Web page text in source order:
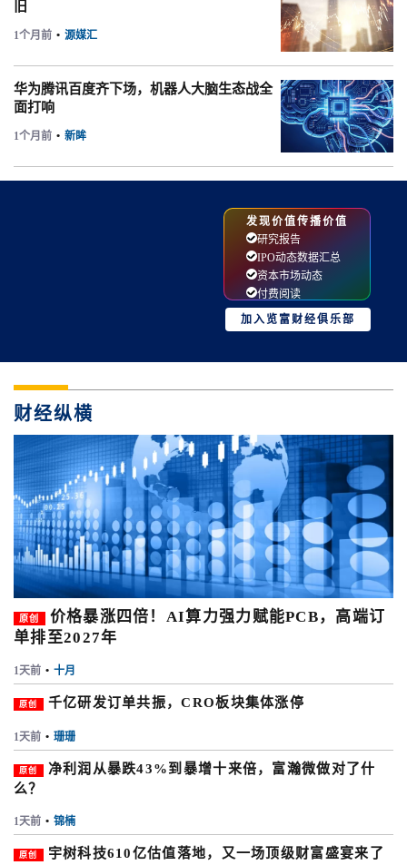
旧
1个月前 • 源媒汇
华为腾讯百度齐下场，机器人大脑生态战全
面打响
1个月前 • 新眸
发现价值传播价值
研究报告
IPO动态数据汇总
资本市场动态
付费阅读
加入览富财经俱乐部
财经纵横
原创
价格暴涨四倍！AI算力强力赋能PCB，高端订
单排至2027年
1天前 • 十月
原创 千亿研发订单共振，CRO板块集体涨停
1天前 • 珊珊
原创
净利润从暴跌43%到暴增十来倍，富瀚微做对了什
么？
1天前 • 锦楠
原创 宇树科技610亿估值落地，又一场顶级财富盛宴来了